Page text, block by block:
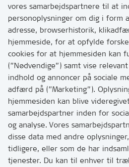
Kontakt
Skriv til os via Digital Post
Har du brug for at komme i
hvordan
Tip os om huller i vejen eller
T:7249 6000
Bemærk: vi har mange opkald
Links
Tilgængelighedserklæring
vores samarbejdspartnere til at
personoplysninger om dig i form
adresse, browserhistorik,
hjemmeside, for at opfylde
cookies for at hjemmesiden kan
(”Nødvendige”) samt vise
indhold og annoncer på sociale
adfærd på (”Marketing”).
hjemmesiden kan blive
samarbejdspartner inden for
og analyse. Vores
disse data med andre
tidligere, eller som de har
tjenester. Du kan til enhver til